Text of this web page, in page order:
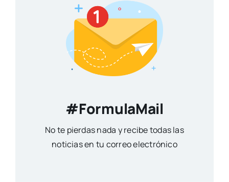
#FormulaMail
No te pierdas nada y recibe todas las
noticias en tu correo electrónico